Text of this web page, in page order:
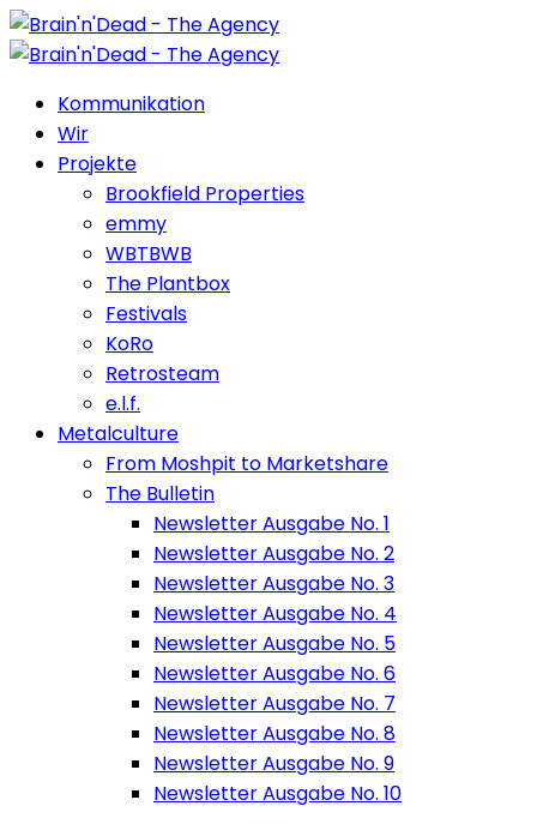
Kommunikation
Wir
Projekte
Brookfield Properties
emmy
WBTBWB
The Plantbox
Festivals
KoRo
Retrosteam
e.l.f.
Metalculture
From Moshpit to Marketshare
The Bulletin
Newsletter Ausgabe No. 1
Newsletter Ausgabe No. 2
Newsletter Ausgabe No. 3
Newsletter Ausgabe No. 4
Newsletter Ausgabe No. 5
Newsletter Ausgabe No. 6
Newsletter Ausgabe No. 7
Newsletter Ausgabe No. 8
Newsletter Ausgabe No. 9
Newsletter Ausgabe No. 10